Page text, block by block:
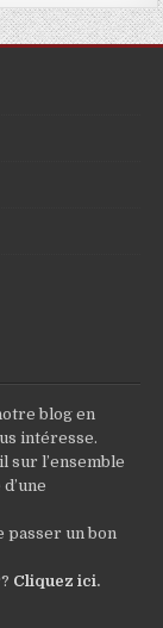
blog en
intéresse.
sur l’ensemble
passer un bon
Cliquez ici.